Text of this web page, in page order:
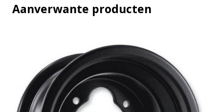
c
Aanverwante producten